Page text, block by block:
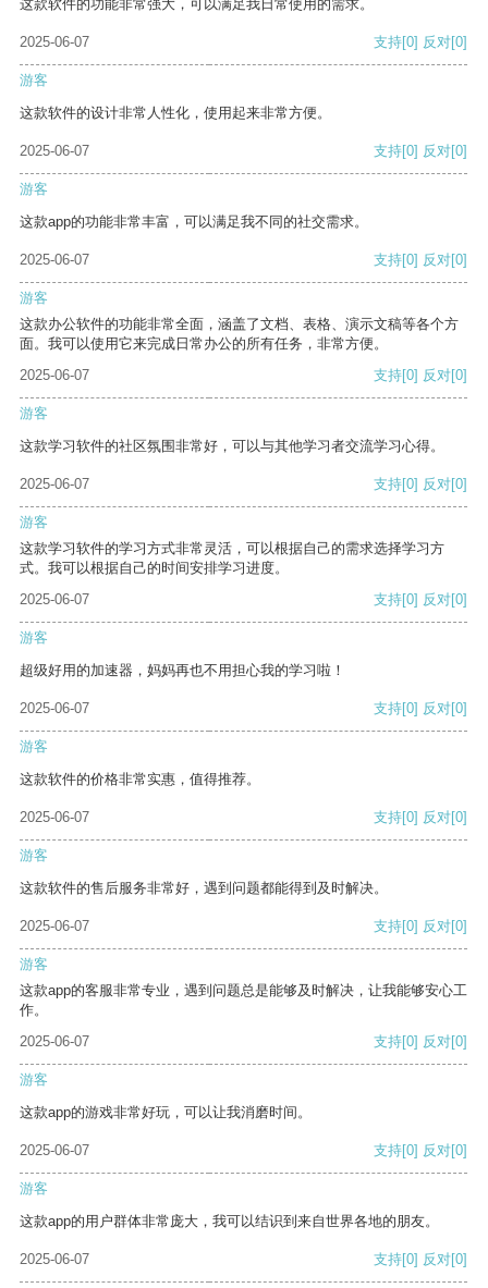
这款软件的功能非常强大，可以满足我日常使用的需求。
2025-06-07 支持[0] 反对[0]
游客
这款软件的设计非常人性化，使用起来非常方便。
2025-06-07 支持[0] 反对[0]
游客
这款app的功能非常丰富，可以满足我不同的社交需求。
2025-06-07 支持[0] 反对[0]
游客
这款办公软件的功能非常全面，涵盖了文档、表格、演示文稿等各个方
面。我可以使用它来完成日常办公的所有任务，非常方便。
2025-06-07
支持[0] 反对[0]
游客
这款学习软件的社区氛围非常好，可以与其他学习者交流学习心得。
2025-06-07 支持[0] 反对[0]
游客
这款学习软件的学习方式非常灵活，可以根据自己的需求选择学习方
式。我可以根据自己的时间安排学习进度。
2025-06-07
支持[0] 反对[0]
游客
超级好用的加速器，妈妈再也不用担心我的学习啦！
2025-06-07 支持[0] 反对[0]
游客
这款软件的价格非常实惠，值得推荐。
2025-06-07 支持[0] 反对[0]
游客
这款软件的售后服务非常好，遇到问题都能得到及时解决。
2025-06-07 支持[0] 反对[0]
游客
这款app的客服非常专业，遇到问题总是能够及时解决，让我能够安心工
作。
2025-06-07
支持[0] 反对[0]
游客
这款app的游戏非常好玩，可以让我消磨时间。
2025-06-07 支持[0] 反对[0]
游客
这款app的用户群体非常庞大，我可以结识到来自世界各地的朋友。
2025-06-07 支持[0] 反对[0]